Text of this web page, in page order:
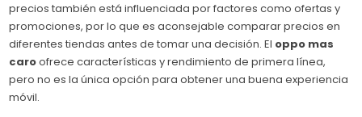
precios también está influenciada por factores como ofertas y
promociones, por lo que es aconsejable comparar precios en
diferentes tiendas antes de tomar una decisión. El oppo mas
caroofrece características y rendimiento de primera línea,
pero no es la única opción para obtener una buena experiencia
móvil.